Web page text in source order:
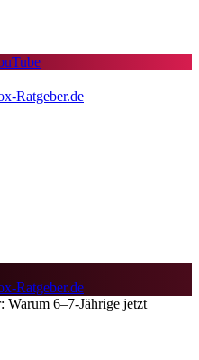
Warum 6–7-Jährige jetzt